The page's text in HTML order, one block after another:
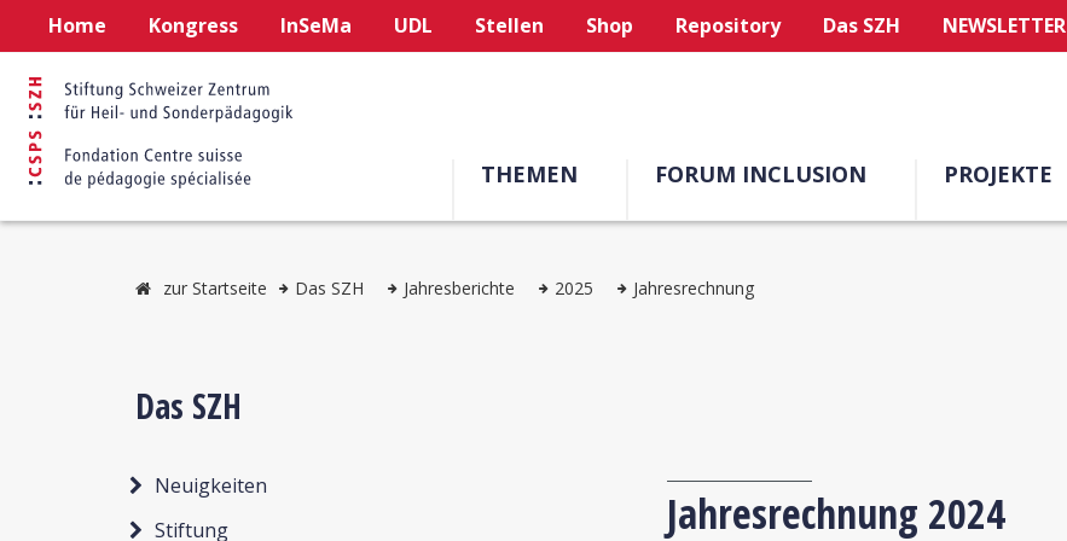
Home Kongress InSeMa UDL Stellen Shop Repository Das SZH NEWSLETTER
THEMEN FORUM INCLUSION PROJEKTE
zur Startseite Das SZH Jahresberichte 2025 Jahresrechnung
Das SZH
Neuigkeiten
Stiftung
Jahresrechnung 2024